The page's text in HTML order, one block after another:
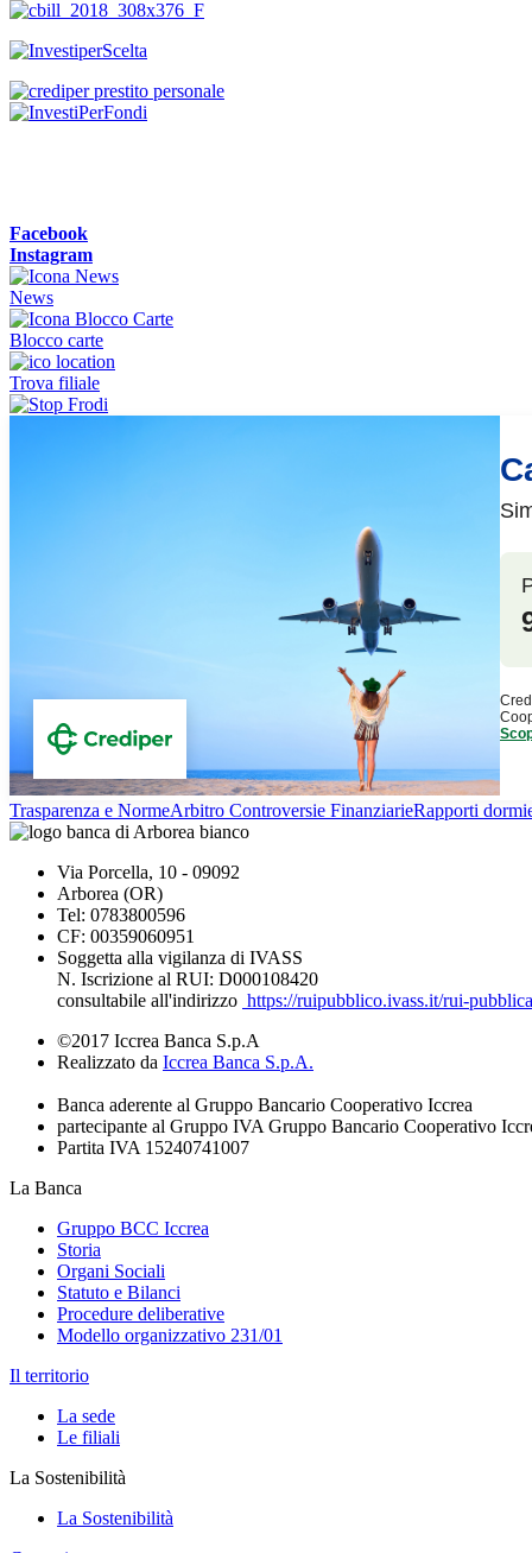
Facebook
Instagram
News
Blocco carte
Trova filiale
Trasparenza e NormeArbitro Controversie FinanziarieRapporti
Via Porcella, 10 - 09092
Arborea (OR)
Tel: 0783800596
CF: 00359060951
Soggetta alla vigilanza di IVASS
N. Iscrizione al RUI: D000108420
consultabile all'indirizzo https://ruipubblico.ivass.it/rui-
©2017 Iccrea Banca S.p.A
Realizzato da Iccrea Banca S.p.A.
Banca aderente al Gruppo Bancario Cooperativo Iccrea
partecipante al Gruppo IVA Gruppo Bancario Cooperativo
Partita IVA 15240741007
La Banca
Gruppo BCC Iccrea
Storia
Organi Sociali
Statuto e Bilanci
Procedure deliberative
Modello organizzativo 231/01
Il territorio
La sede
Le filiali
La Sostenibilità
La Sostenibilità